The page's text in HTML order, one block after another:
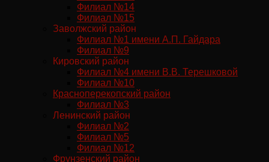
Филиал №14
Филиал №15
Заволжский район
Филиал №1 имени А.П. Гайдара
Филиал №9
Кировский район
Филиал №4 имени В.В. Терешковой
Филиал №10
Красноперекопский район
Филиал №3
Ленинский район
Филиал №2
Филиал №5
Филиал №12
Фрунзенский район